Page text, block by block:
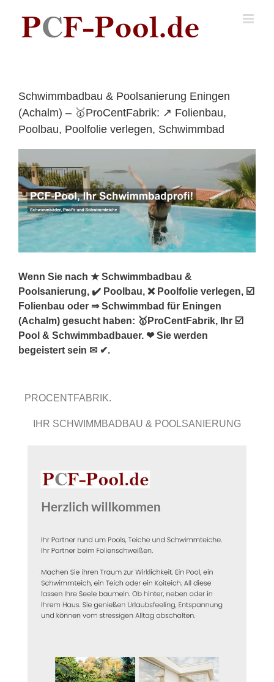
content
Schwimmbadbau & Poolsanierung Eningen
(Achalm) – 🥇ProCentFabrik: ↗️ Folienbau,
Poolbau, Poolfolie verlegen, Schwimmbad
Wenn Sie nach ★ Schwimmbadbau &
Poolsanierung, ✔️ Poolbau, ❌ Poolfolie verlegen, ☑️
Folienbau oder ⇒ Schwimmbad für Eningen
(Achalm) gesucht haben: 🥇ProCentFabrik, Ihr ☑️
Pool & Schwimmbadbauer. ❤ Sie werden
begeistert sein ✉ ✔.
PROCENTFABRIK.
IHR SCHWIMMBADBAU & POOLSANIERUNG